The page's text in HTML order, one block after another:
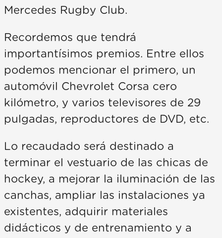
Mercedes Rugby Club.
Recordemos que tendrá
importantísimos premios. Entre ellos
podemos mencionar el primero, un
automóvil Chevrolet Corsa cero
kilómetro, y varios televisores de 29
pulgadas, reproductores de DVD, etc.
Lo recaudado será destinado a
terminar el vestuario de las chicas de
hockey, a mejorar la iluminación de las
canchas, ampliar las instalaciones ya
existentes, adquirir materiales
didácticos y de entrenamiento y a